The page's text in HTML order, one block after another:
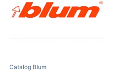
Catalog Blum